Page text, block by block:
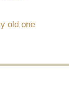
old one